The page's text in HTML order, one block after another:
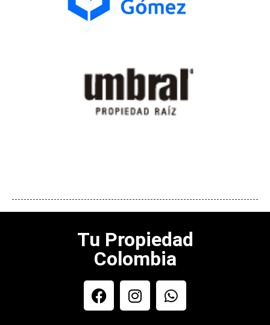
Tu Propiedad
Colombia